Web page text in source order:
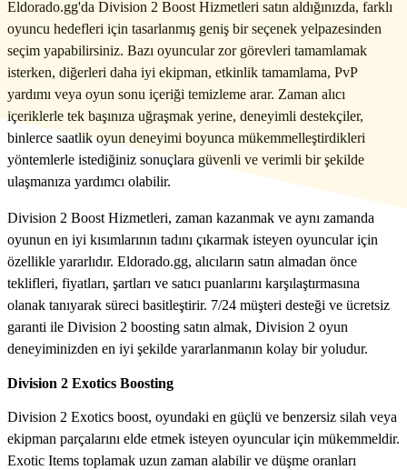
Eldorado.gg'da Division 2 Boost Hizmetleri satın aldığınızda, farklı
oyuncu hedefleri için tasarlanmış geniş bir seçenek yelpazesinden
seçim yapabilirsiniz. Bazı oyuncular zor görevleri tamamlamak
isterken, diğerleri daha iyi ekipman, etkinlik tamamlama, PvP
yardımı veya oyun sonu içeriği temizleme arar. Zaman alıcı
içeriklerle tek başınıza uğraşmak yerine, deneyimli destekçiler,
binlerce saatlik oyun deneyimi boyunca mükemmelleştirdikleri
yöntemlerle istediğiniz sonuçlara güvenli ve verimli bir şekilde
ulaşmanıza yardımcı olabilir.
Division 2 Boost Hizmetleri, zaman kazanmak ve aynı zamanda
oyunun en iyi kısımlarının tadını çıkarmak isteyen oyuncular için
özellikle yararlıdır. Eldorado.gg, alıcıların satın almadan önce
teklifleri, fiyatları, şartları ve satıcı puanlarını karşılaştırmasına
olanak tanıyarak süreci basitleştirir. 7/24 müşteri desteği ve ücretsiz
garanti ile Division 2 boosting satın almak, Division 2 oyun
deneyiminizden en iyi şekilde yararlanmanın kolay bir yoludur.
Division 2 Exotics Boosting
Division 2 Exotics boost, oyundaki en güçlü ve benzersiz silah veya
ekipman parçalarını elde etmek isteyen oyuncular için mükemmeldir.
Exotic Items toplamak uzun zaman alabilir ve düşme oranları